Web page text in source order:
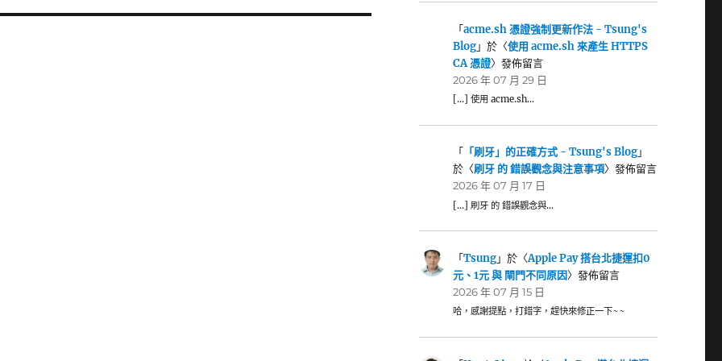
「acme.sh 憑證強制更新作法 - Tsung's
Blog」於〈使用 acme.sh 來產生 HTTPS
CA 憑證〉發佈留言
2026 年 07 月 29 日
[…] 使用 acme.sh…
「 「刷牙」的正確方式 - Tsung's Blog」
於〈刷牙 的 錯誤觀念與注意事項〉發佈留言
2026 年 07 月 17 日
[…] 刷牙 的 錯誤觀念與…
「Tsung」於〈Apple Pay 搭台北捷運扣0
元、1元 與 閘門不同原因〉發佈留言
2026 年 07 月 15 日
哈，感謝提點，打錯字，趕快來修正一下~~